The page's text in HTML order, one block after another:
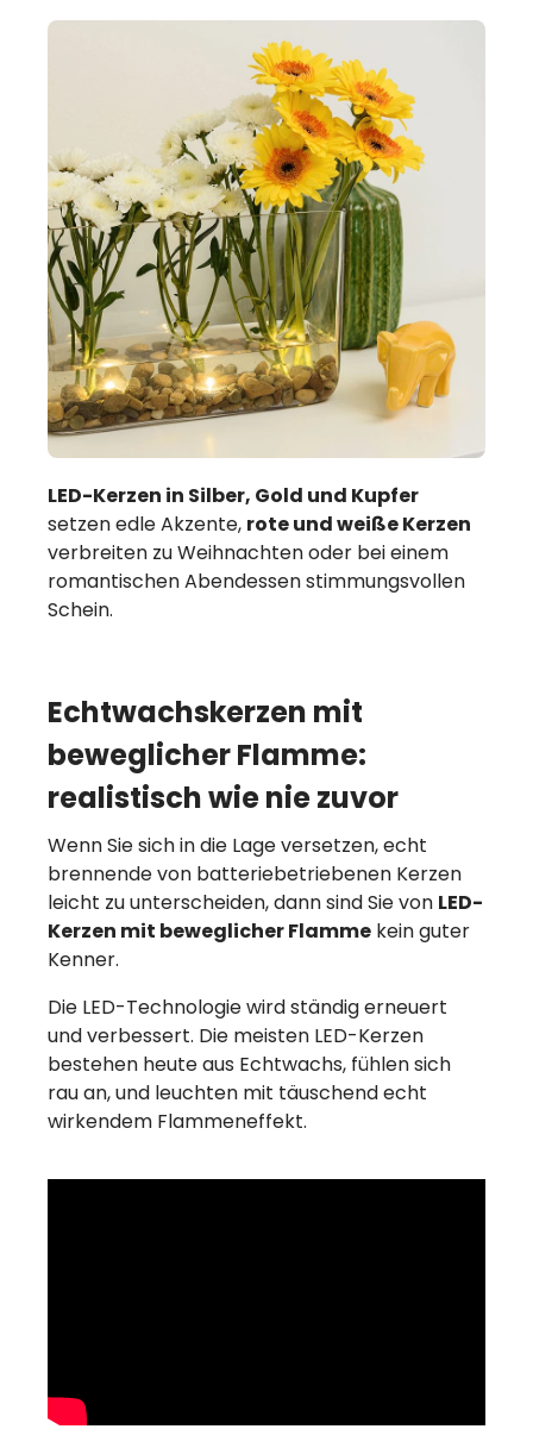
LED-Kerzen in Silber, Gold und Kupfer
setzen edle Akzente, rote und weiße Kerzen
verbreiten zu Weihnachten oder bei einem
romantischen Abendessen stimmungsvollen
Schein.
Echtwachskerzen mit
beweglicher Flamme:
realistisch wie nie zuvor
Wenn Sie sich in die Lage versetzen, echt
brennende von batteriebetriebenen Kerzen
leicht zu unterscheiden, dann sind Sie von LED-
Kerzen mit beweglicher Flamme kein guter
Kenner.
Die LED-Technologie wird ständig erneuert
und verbessert. Die meisten LED-Kerzen
bestehen heute aus Echtwachs, fühlen sich
rau an, und leuchten mit täuschend echt
wirkendem Flammeneffekt.